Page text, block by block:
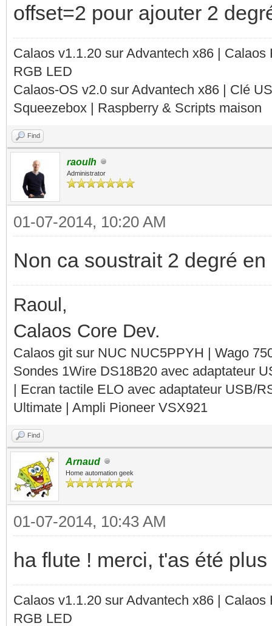
offset=2 pour ajouter 2
Calaos v1.1.20 sur Advantech x86 |
RGB LED
Calaos-OS v2.0 sur Advantech x86 | Clé
Squeezebox | Raspberry & Scripts maison
Find
raoulh
Administrator
01-07-2014, 10:20 AM
Non ca soustrait 2 degré
Raoul,
Calaos Core Dev.
Calaos git sur NUC NUC5PPYH | Wago
Sondes 1Wire DS18B20 avec adaptateur
| Ecran tactile ELO avec adaptateur USB/
Ultimate | Ampli Pioneer VSX921
Find
Arnaud
Home automation geek
01-07-2014, 10:43 AM
ha flute ! merci, t'as été
Calaos v1.1.20 sur Advantech x86 |
RGB LED